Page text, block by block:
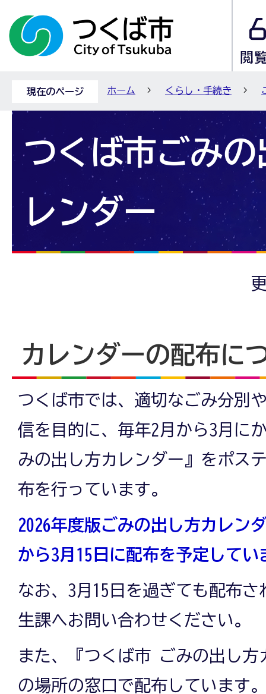
現在のページ ホーム くらし・手続き
つくば市ごみの
レンダー
カレンダーの配布に
つくば市では、適切なごみ分別
信を目的に、毎年2月から3月に
みの出し方カレンダー』をポス
布を行っています。
2026年度版ごみの出し方カレン
から3月15日に配布を予定してい
なお、3月15日を過ぎても配布
生課へお問い合わせください。
また、『つくば市 ごみの出し方
の場所の窓口で配布しています